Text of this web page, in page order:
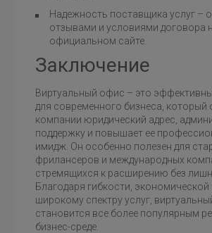
Надежность поставщика услуг –
отзывами и условиями договора
официальном сайте.
Заключение
Виртуальный офис – это
для современного бизнеса, который
компании юридический адрес,
поддержку и повышает ее
имидж. Он особенно полезен для
фрилансеров и международных
стремящихся к расширению без
Благодаря гибкости, экономической
широкому спектру услуг,
становится все более популярным
бизнес-среде.